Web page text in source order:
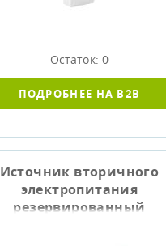
Остаток: 0
ПОДРОБНЕЕ НА B2B
Источник вторичного
электропитания
резервированный